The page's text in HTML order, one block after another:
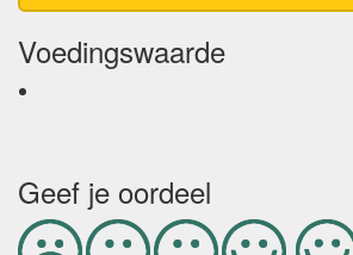
Voedingswaarde
Geef je oordeel